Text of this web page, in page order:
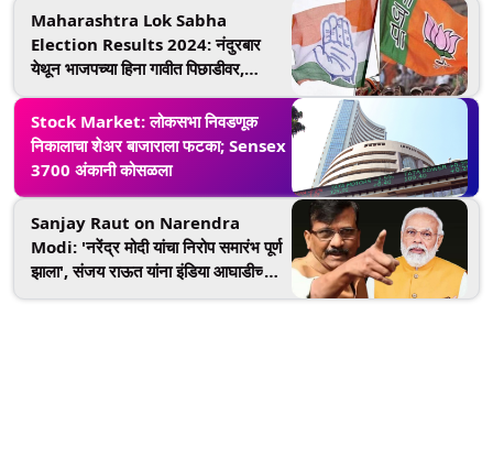
Maharashtra Lok Sabha
Election Results 2024: नंदुरबार
येथून भाजपच्या हिना गावीत पिछाडीवर,
काँग्रेसचे गोवाल पाडवी यांची मोठी आघाडी,
पाहा
Stock Market: लोकसभा निवडणूक
निकालाचा शेअर बाजाराला फटका; Sensex
3700 अंकानी कोसळला
Sanjay Raut on Narendra
Modi: 'नरेंद्र मोदी यांचा निरोप समारंभ पूर्ण
झाला', संजय राऊत यांना इंडिया आघाडीच्या